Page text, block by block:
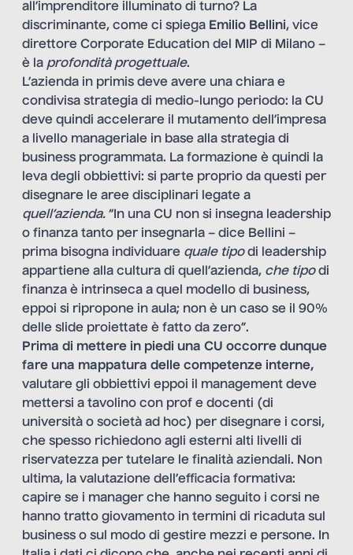
all’imprenditore illuminato di turno? La
discriminante, come ci spiega Emilio Bellini, vice
direttore Corporate Education del MIP di Milano –
è la profondità progettuale.
L’azienda in primis deve avere una chiara e
condivisa strategia di medio-lungo periodo: la CU
deve quindi accelerare il mutamento dell’impresa
a livello manageriale in base alla strategia di
business programmata. La formazione è quindi la
leva degli obbiettivi: si parte proprio da questi per
disegnare le aree disciplinari legate a
quell’azienda. “In una CU non si insegna leadership
o finanza tanto per insegnarla – dice Bellini –
prima bisogna individuare quale tipodi leadership
appartiene alla cultura di quell’azienda, che tipodi
finanza è intrinseca a quel modello di business,
eppoi si ripropone in aula; non è un caso se il 90%
delle slide proiettate è fatto da zero”.
Prima di mettere in piedi una CU occorre dunque
fare una mappatura delle competenze interne,
valutare gli obbiettivi eppoi il management deve
mettersi a tavolino con prof e docenti (di
università o società ad hoc) per disegnare i corsi,
che spesso richiedono agli esterni alti livelli di
riservatezza per tutelare le finalità aziendali. Non
ultima, la valutazione dell’efficacia formativa:
capire se i manager che hanno seguito i corsi ne
hanno tratto giovamento in termini di ricaduta sul
business o sul modo di gestire mezzi e persone. In